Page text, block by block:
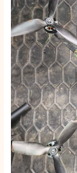
drones
en
meerdere
raketten
af
op
Oekraïne